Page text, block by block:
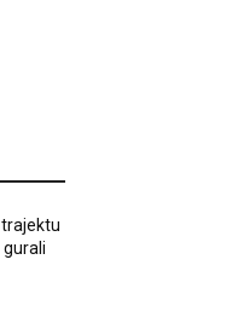
gurali